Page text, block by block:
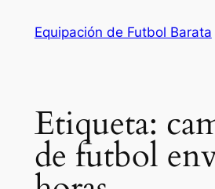
Equipación de Futbol Barata
Etiqueta:
de futbol